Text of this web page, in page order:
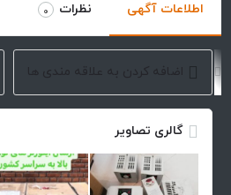
اطلاعات آگهی نظرات 0
اضافه کردن به علاقه مندی ها
گالری تصاویر